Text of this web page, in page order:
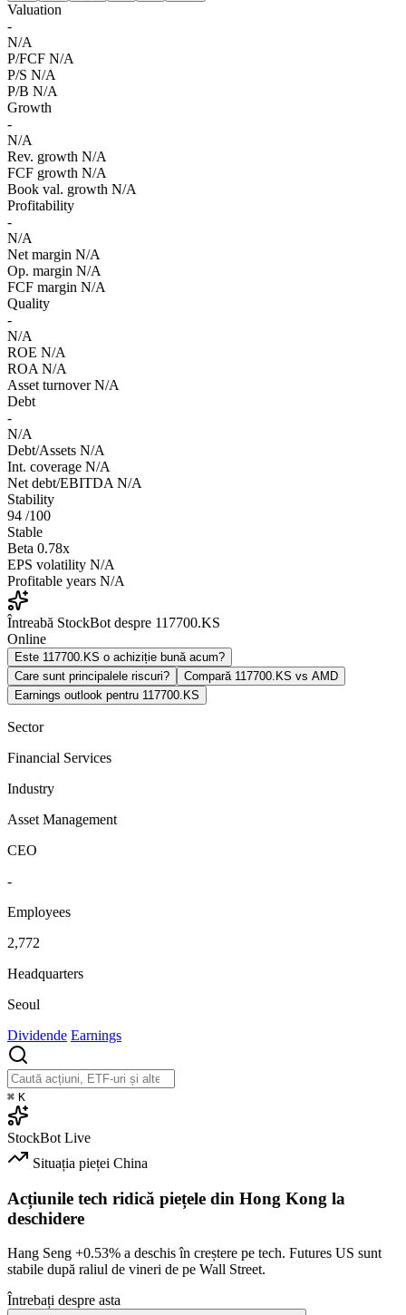
Valuation
-
N/A
P/FCF N/A
P/S N/A
P/B N/A
Growth
-
N/A
Rev. growth N/A
FCF growth N/A
Book val. growth N/A
Profitability
-
N/A
Net margin N/A
Op. margin N/A
FCF margin N/A
Quality
-
N/A
ROE N/A
ROA N/A
Asset turnover N/A
Debt
-
N/A
Debt/Assets N/A
Int. coverage N/A
Net debt/EBITDA N/A
Stability
94 /100
Stable
Beta 0.78x
EPS volatility N/A
Profitable years N/A
Întreabă StockBot despre 117700.KS
Online
Este 117700.KS o achiziție bună acum?
Care sunt principalele riscuri?
Compară 117700.KS vs AMD
Earnings outlook pentru 117700.KS
Sector
Financial Services
Industry
Asset Management
CEO
-
Employees
2,772
Headquarters
Seoul
Dividende Earnings
⌘ K
StockBot Live
Situația pieței China
Acțiunile tech ridică piețele din Hong Kong la
deschidere
Hang Seng +0.53% a deschis în creștere pe tech. Futures US sunt
stabile după raliul de vineri de pe Wall Street.
Întrebați despre asta